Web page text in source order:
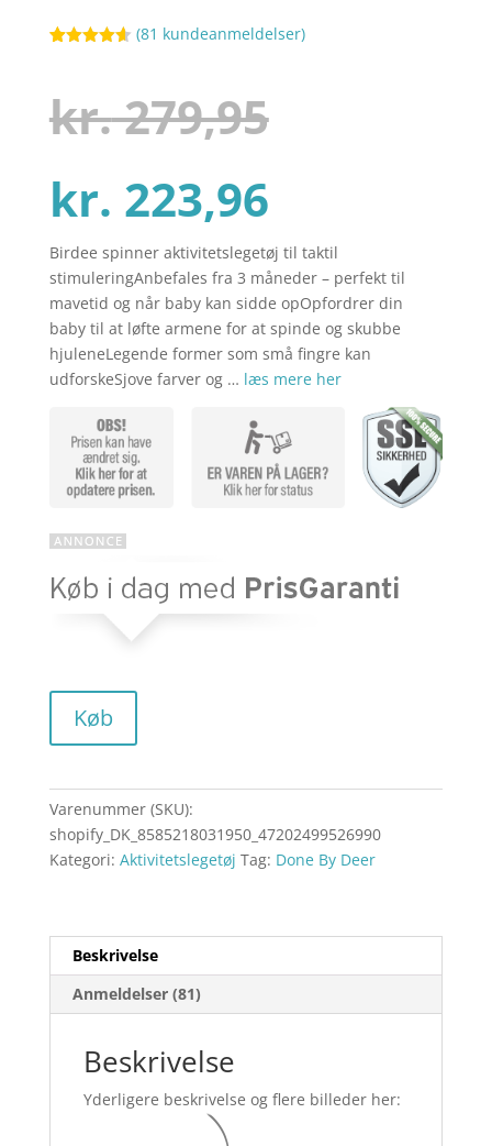
baseret på
kundebedø
mmelser
(81 kundeanmeldelser)
kr.279,95
pris
var:
kr.
kr. 223,96Den
aktuelle
pris
er:
kr.
Birdee spinner aktivitetslegetøj til taktil
stimuleringAnbefales fra 3 måneder – perfekt til
mavetid og når baby kan sidde opOpfordrer din
baby til at løfte armene for at spinde og skubbe
hjuleneLegende former som små fingre kan
udforskeSjove farver og … læs mere her
Køb
Varenummer (SKU):
shopify_DK_8585218031950_47202499526990
Kategori: Aktivitetslegetøj Tag: Done By Deer
Beskrivelse
Anmeldelser (81)
Beskrivelse
Yderligere beskrivelse og flere billeder her: